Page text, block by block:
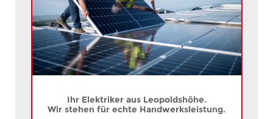
Ihr Elektriker aus Leopoldshöhe.
Wir stehen für echte Handwerksleistung.